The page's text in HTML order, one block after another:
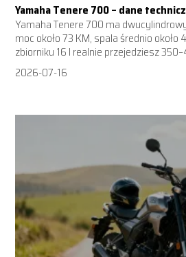
Yamaha Tenere 700 – dane
Yamaha Tenere 700 ma
moc około 73 KM, spala średnio około
zbiorniku 16 l realnie przejedziesz
2026-07-16